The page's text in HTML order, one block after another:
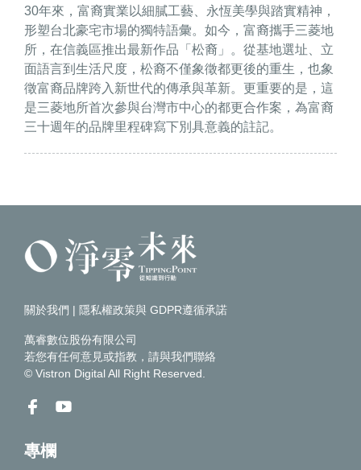
30年來，富裔實業以細膩工藝、永恆美學與踏實精神，
形塑台北豪宅市場的獨特語彙。如今，富裔攜手三菱地
所，在信義區推出最新作品「松裔」。從基地選址、立
面語言到生活尺度，松裔不僅象徵都更後的重生，也象
徵富裔品牌跨入新世代的傳承與革新。更重要的是，這
是三菱地所首次參與台灣市中心的都更合作案，為富裔
三十週年的品牌里程碑寫下別具意義的註記。
關於我們 | 隱私權政策與 GDPR遵循承諾
萬睿數位股份有限公司
若您有任何意見或指教，請與我們聯絡
© Vistron Digital All Right Reserved.
專欄